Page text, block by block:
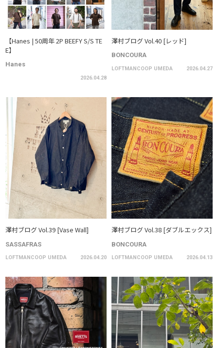
【Hanes | 50周年 2P BEEFY S/S TE
E】
Hanes
2026.04.28
澤村ブログ Vol.40 [レッド]
BONCOURA
LOFTMANCOOP UMEDA 2026.04.27
澤村ブログ Vol.39 [Vase Wall]
SASSAFRAS
LOFTMANCOOP UMEDA 2026.04.20
澤村ブログ Vol.38 [ダブルエックス]
BONCOURA
LOFTMANCOOP UMEDA 2026.04.13